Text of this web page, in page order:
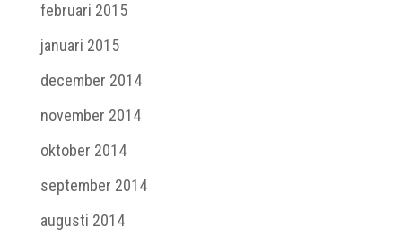
februari 2015
januari 2015
december 2014
november 2014
oktober 2014
september 2014
augusti 2014